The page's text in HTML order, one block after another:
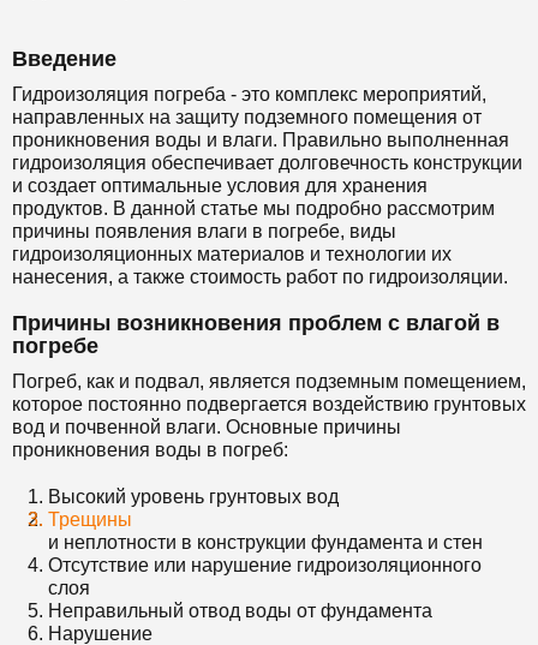
Введение
Гидроизоляция погреба - это комплекс мероприятий,
направленных на защиту подземного помещения от
проникновения воды и влаги. Правильно выполненная
гидроизоляция обеспечивает долговечность конструкции
и создает оптимальные условия для хранения
продуктов. В данной статье мы подробно рассмотрим
причины появления влаги в погребе, виды
гидроизоляционных материалов и технологии их
нанесения, а также стоимость работ по гидроизоляции.
Причины возникновения проблем с влагой в
погребе
Погреб, как и подвал, является подземным помещением,
которое постоянно подвергается воздействию грунтовых
вод и почвенной влаги. Основные причины
проникновения воды в погреб:
Высокий уровень грунтовых вод
Трещины
и неплотности в конструкции фундамента и стен
Отсутствие или нарушение гидроизоляционного
слоя
Неправильный отвод воды от фундамента
Нарушение